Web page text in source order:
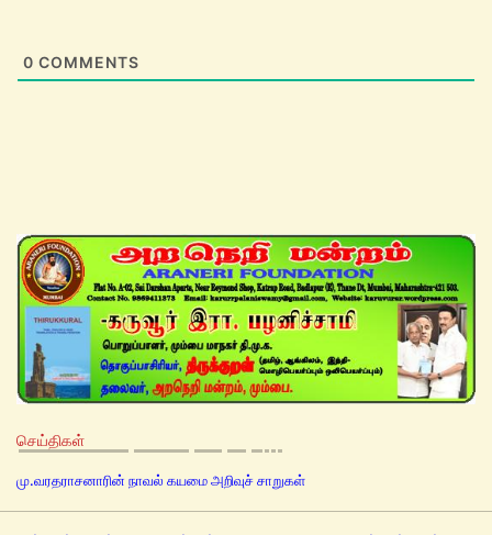
0 COMMENTS
செய்திகள்
மு.வரதராசனாரின் நாவல் கயமை அறிவுச் சாறுகள்